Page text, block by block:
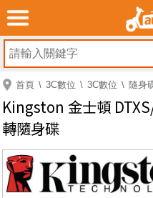
首頁 3C數位 3C數位 隨身
Kingston 金士頓
轉隨身碟